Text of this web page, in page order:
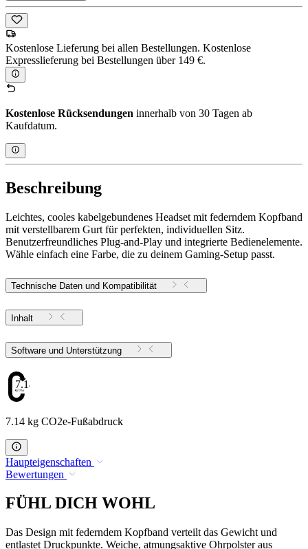
Kostenlose Lieferung bei allen Bestellungen. Kostenlose
Expresslieferung bei Bestellungen über 149 €.
Kostenlose Rücksendungen innerhalb von 30 Tagen ab
Kaufdatum.
Beschreibung
Leichtes, cooles kabelgebundenes Headset mit federndem Kopfband
mit verstellbarem Gurt für perfekten, individuellen Sitz.
Benutzerfreundliches Plug-and-Play und integrierte Bedienelemente.
Wähle einfach eine Farbe, die zu deinem Gaming-Setup passt.
Technische Daten und Kompatibilität
Inhalt
Software und Unterstützung
7.14
7.14 kg CO2e-Fußabdruck
Haupteigenschaften
Bewertungen
FÜHL DICH WOHL
Das Design mit federndem Kopfband verteilt das Gewicht und
entlastet Druckpunkte. Weiche, atmungsaktive Ohrpolster aus